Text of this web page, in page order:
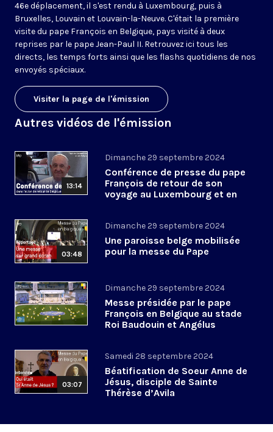
46e déplacement, il s'est rendu à Luxembourg, puis à
Bruxelles, Louvain et Louvain-la-Neuve. C'était la première
visite du pape François en Belgique, pays visité à deux
reprises par le pape Jean-Paul II. Retrouvez ici tous les
directs, les temps forts ainsi que les flashs quotidiens de nos
envoyés spéciaux.
Visiter la page de l'émission
Autres vidéos de l'émission
13:14
Dimanche 29 septembre 2024
Conférence de presse du pape
François de retour de son
voyage au Luxembourg et en
03:48
Dimanche 29 septembre 2024
Une paroisse belge mobilisée
pour la messe du Pape
Dimanche 29 septembre 2024
Messe présidée par le pape
François en Belgique au stade
Roi Baudouin et Angélus
03:07
Samedi 28 septembre 2024
Béatification de Soeur Anne de
Jésus, disciple de Sainte
Thérèse d’Avila